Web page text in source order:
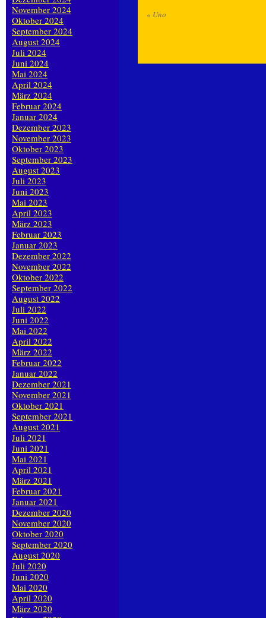
« Uno
November 2024
Oktober 2024
September 2024
August 2024
Juli 2024
Juni 2024
Mai 2024
April 2024
März 2024
Februar 2024
Januar 2024
Dezember 2023
November 2023
Oktober 2023
September 2023
August 2023
Juli 2023
Juni 2023
Mai 2023
April 2023
März 2023
Februar 2023
Januar 2023
Dezember 2022
November 2022
Oktober 2022
September 2022
August 2022
Juli 2022
Juni 2022
Mai 2022
April 2022
März 2022
Februar 2022
Januar 2022
Dezember 2021
November 2021
Oktober 2021
September 2021
August 2021
Juli 2021
Juni 2021
Mai 2021
April 2021
März 2021
Februar 2021
Januar 2021
Dezember 2020
November 2020
Oktober 2020
September 2020
August 2020
Juli 2020
Juni 2020
Mai 2020
April 2020
März 2020